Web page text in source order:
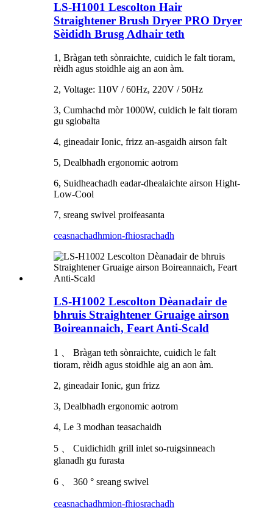
LS-H1001 Lescolton Hair
Straightener Brush Dryer PRO Dryer
Sèididh Brusg Adhair teth
1, Bràgan teth sònraichte, cuidich le falt tioram,
rèidh agus stoidhle aig an aon àm.
2, Voltage: 110V / 60Hz, 220V / 50Hz
3, Cumhachd mòr 1000W, cuidich le falt tioram
gu sgiobalta
4, gineadair Ionic, frizz an-asgaidh airson falt
5, Dealbhadh ergonomic aotrom
6, Suidheachadh eadar-dhealaichte airson Hight-
Low-Cool
7, sreang swivel proifeasanta
ceasnachadhmion-fhiosrachadh
LS-H1002 Lescolton Dèanadair de
bhruis Straightener Gruaige airson
Boireannaich, Feart Anti-Scald
1 、 Bràgan teth sònraichte, cuidich le falt
tioram, rèidh agus stoidhle aig an aon àm.
2, gineadair Ionic, gun frizz
3, Dealbhadh ergonomic aotrom
4, Le 3 modhan teasachaidh
5 、 Cuidichidh grill inlet so-ruigsinneach
glanadh gu furasta
6 、 360 ° sreang swivel
ceasnachadhmion-fhiosrachadh